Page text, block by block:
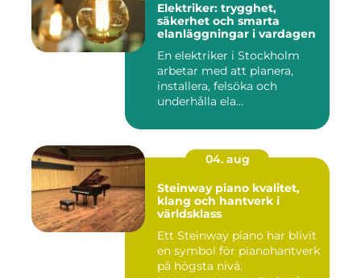
Elektriker: trygghet,
säkerhet och smarta
elanläggningar i vardagen
En elektriker i Stockholm
arbetar med att planera,
installera, felsöka och
underhålla ela...
04. aug
Steinway piano kvalitet,
klang och hantverk i
världsklass
Ett Steinway piano har blivit
en symbol för pianohantverk
på högsta nivå.